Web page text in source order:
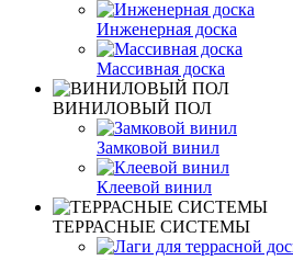
Инженерная доска
Массивная доска
ВИНИЛОВЫЙ ПОЛ
Замковой винил
Клеевой винил
ТЕРРАСНЫЕ СИСТЕМЫ